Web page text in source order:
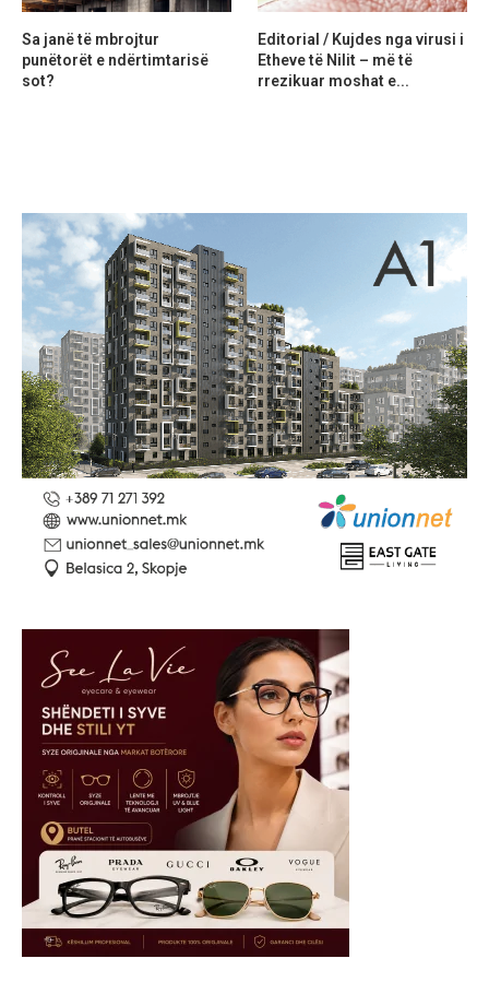
Sa janë të mbrojtur
punëtorët e ndërtimtarisë
sot?
Editorial / Kujdes nga virusi i
Etheve të Nilit – më të
rrezikuar moshat e...